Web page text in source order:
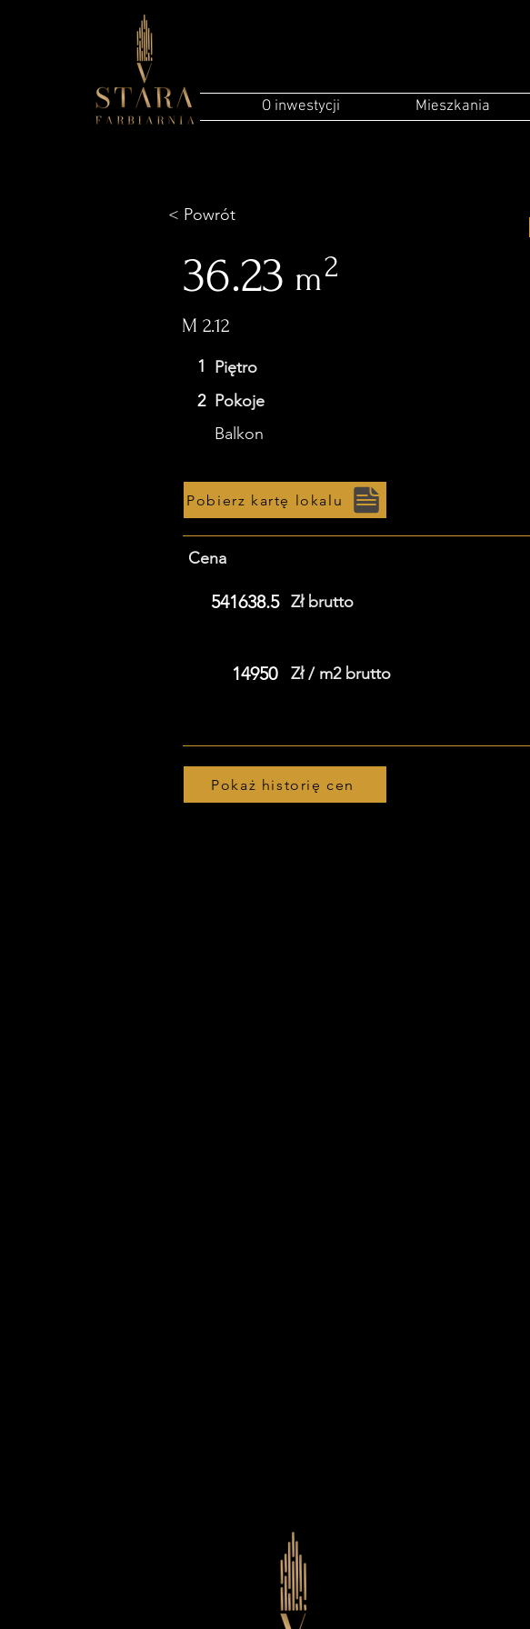
O inwestycji Mieszkania
< Powrót
36.23 m2
M 2.12
1
Piętro
2 Pokoje
Balkon
Pobierz kartę lokalu
Cena
541638.5 Zł brutto
14950 Zł / m2 brutto
Pokaż historię cen